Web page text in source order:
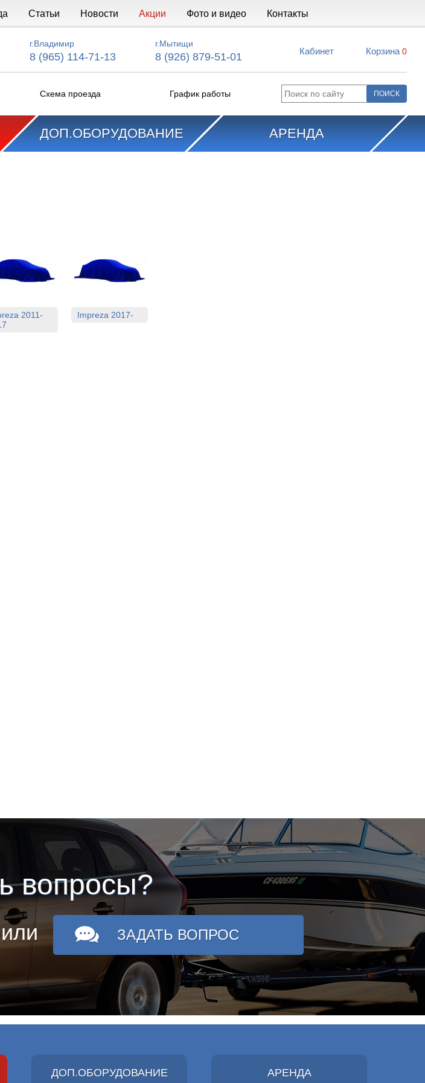
Статьи Новости Акции Фото и видео Контакты
г.Владимир
8 (965) 114-71-13
г.Мытищи
8 (926) 879-51-01 Кабинет Корзина 0
Схема проезда График работы
ДОП.ОБОРУДОВАНИЕ АРЕНДА
2011-
Impreza 2017-
вопросы?
или ЗАДАТЬ ВОПРОС
ДОП.ОБОРУДОВАНИЕ АРЕНДА